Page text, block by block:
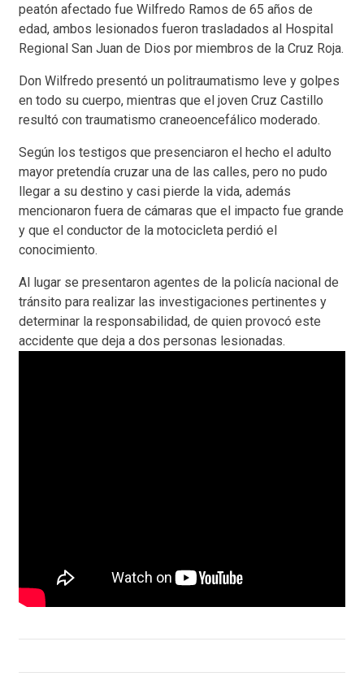
peatón afectado fue Wilfredo Ramos de 65 años de
edad, ambos lesionados fueron trasladados al Hospital
Regional San Juan de Dios por miembros de la Cruz Roja.
Don Wilfredo presentó un politraumatismo leve y golpes
en todo su cuerpo, mientras que el joven Cruz Castillo
resultó con traumatismo craneoencefálico moderado.
Según los testigos que presenciaron el hecho el adulto
mayor pretendía cruzar una de las calles, pero no pudo
llegar a su destino y casi pierde la vida, además
mencionaron fuera de cámaras que el impacto fue grande
y que el conductor de la motocicleta perdió el
conocimiento.
Al lugar se presentaron agentes de la policía nacional de
tránsito para realizar las investigaciones pertinentes y
determinar la responsabilidad, de quien provocó este
accidente que deja a dos personas lesionadas.